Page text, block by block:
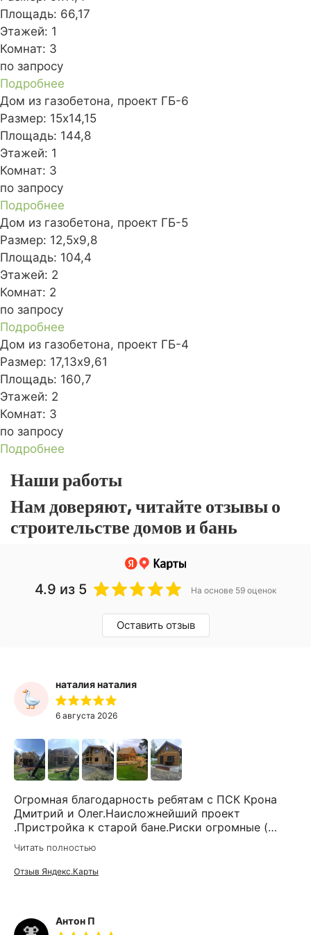
Площадь: 66,17
Этажей: 1
Комнат: 3
по запросу
Подробнее
Дом из газобетона, проект ГБ-6
Размер: 15x14,15
Площадь: 144,8
Этажей: 1
Комнат: 3
по запросу
Подробнее
Дом из газобетона, проект ГБ-5
Размер: 12,5x9,8
Площадь: 104,4
Этажей: 2
Комнат: 2
по запросу
Подробнее
Дом из газобетона, проект ГБ-4
Размер: 17,13x9,61
Площадь: 160,7
Этажей: 2
Комнат: 3
по запросу
Подробнее
Наши работы
Нам доверяют, читайте отзывы о
строительстве домов и бань
4.9 из 5 На основе 59 оценок
Оставить отзыв
наталия наталия
6 августа 2026
Огромная благодарность ребятам с ПСК Крона
Дмитрий и Олег.Наисложнейший проект
.Пристройка к старой бане.Риски огромные (
усадки, развенцовка и т.д) Никто не
брался.Только Дмитрий через 12
итерацией,согласований и споров
старший и младший и бригадир
Читать полностью
Отзыв Яндекс.Карты
Антон П